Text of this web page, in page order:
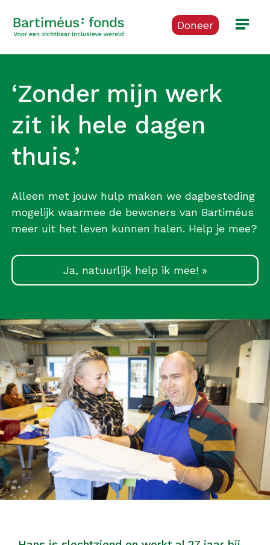
Doneer
‘Zonder mijn werk
zit ik hele dagen
thuis.’
Alleen met jouw hulp maken we dagbesteding
mogelijk waarmee de bewoners van Bartiméus
meer uit het leven kunnen halen. Help je mee?
Ja, natuurlijk help ik mee! »